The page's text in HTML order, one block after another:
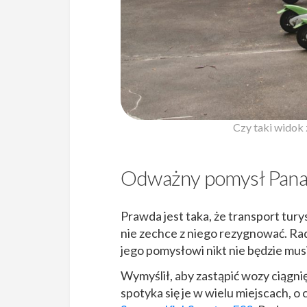
Czy taki widok
Odważny pomysł
Prawda jest taka, że transport
nie zechce z niego rezygnować.
jego pomysłowi nikt nie będzie
Wymyślił, aby zastąpić wozy
spotyka się je w wielu miejscach, o